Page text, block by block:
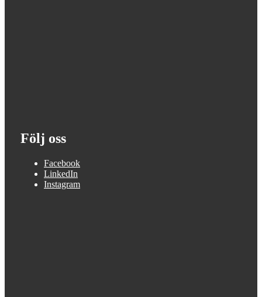
Följ oss
Facebook
LinkedIn
Instagram